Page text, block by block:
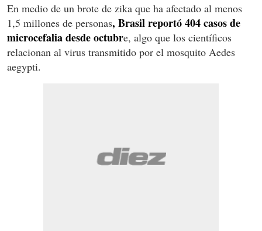
En medio de un brote de zika que ha afectado al menos
1,5 millones de personas, Brasil reportó 404 casos de
microcefalia desde octubre, algo que los científicos
relacionan al virus transmitido por el mosquito Aedes
aegypti.